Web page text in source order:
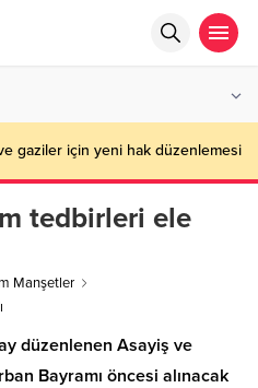
ve gaziler için yeni hak düzenlemesi
tedbirleri ele
Manşetler
düzenlenen Asayiş ve
Bayramı öncesi alınacak